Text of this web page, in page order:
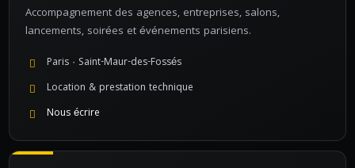
Accompagnement des agences, entreprises, salons,
lancements, soirées et événements parisiens.
Paris · Saint-Maur-des-Fossés
Location & prestation technique
Nous écrire